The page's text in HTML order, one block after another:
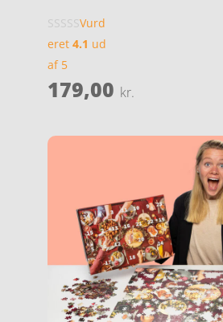
Vurd
eret 4.1 ud
af 5
179,00 kr.